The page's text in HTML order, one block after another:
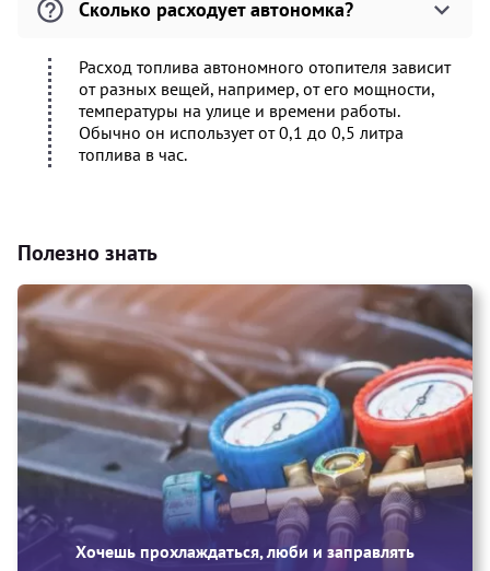
Сколько расходует автономка?
Расход топлива автономного отопителя зависит
от разных вещей, например, от его мощности,
температуры на улице и времени работы.
Обычно он использует от 0,1 до 0,5 литра
топлива в час.
Полезно знать
Хочешь прохлаждаться, люби и заправлять